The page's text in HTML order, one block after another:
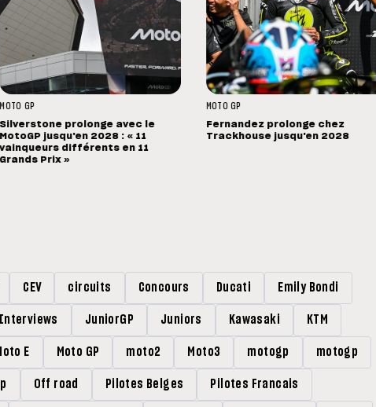
MOTO GP
Silverstone prolonge avec le
MotoGP jusqu'en 2028 : « 11
vainqueurs différents en 11
Grands Prix »
MOTO GP
Fernandez prolonge chez
Trackhouse jusqu'en 2028
CEV circuits Concours Ducati Emily Bondi
Interviews JuniorGP Juniors Kawasaki KTM
E Moto GP moto2 Moto3 motogp motogp
Off road Pilotes Belges Pilotes Francais